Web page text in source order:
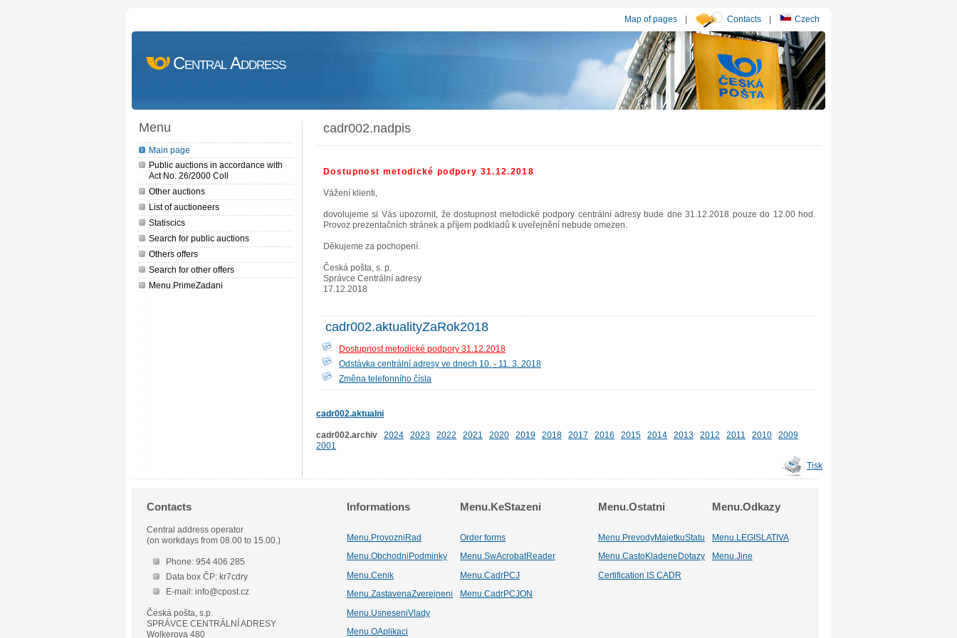
Map of pages | Contacts | Czech
Central Address
Menu
Main page
Public auctions in accordance with
Act No. 26/2000 Coll
Other auctions
List of auctioneers
Statiscics
Search for public auctions
Others offers
Search for other offers
Menu.PrimeZadani
cadr002.nadpis
Dostupnost metodické podpory 31.12.2018
Vážení klienti,
dovolujeme si Vás upozornit, že dostupnost metodické podpory centrální adresy bude dne 31.12.2018 pouze do 12.00 hod.
Provoz prezentačních stránek a příjem podkladů k uveřejnění nebude omezen.
Děkujeme za pochopení.
Česká pošta, s. p.
Správce Centrální adresy
17.12.2018
cadr002.aktualityZaRok2018
Dostupnost metodické podpory 31.12.2018
Odstávka centrální adresy ve dnech 10. - 11. 3. 2018
Změna telefonního čísla
cadr002.aktualni
cadr002.archiv 2024 2023 2022 2021 2020 2019 2018 2017 2016 2015 2014 2013 2012 2011 2010
2009
2001
Tisk
Contacts
Central address operator
(on workdays from 08.00 to 15.00.)
Phone: 954 406 285
Data box ČP: kr7cdry
E-mail: info@cpost.cz
Česká pošta, s.p.
SPRÁVCE CENTRÁLNÍ ADRESY
Wolkerova 480
Informations Menu.KeStazeni Menu.Ostatni Menu.Odkazy
Menu.ProvozniRad Order forms Menu.PrevodyMajetkuStatu
Menu.LEGISLATIVA
Menu.ObchodniPodminky
Menu.SwAcrobatReader Menu.CastoKladeneDotazy Menu.Jine
Menu.Cenik Menu.CadrPCJ
Certification IS CADR
Menu.ZastavenaZverejneni
Menu.CadrPCJON
Menu.UsneseniVlady
Menu.OAplikaci